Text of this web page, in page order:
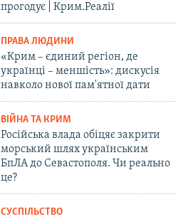
прогодує | Крим.Реалії
ПРАВА ЛЮДИНИ
«Крим – єдиний регіон, де
українці – меншість»: дискусія
навколо нової пам'ятної дати
ВІЙНА ТА КРИМ
Російська влада обіцяє закрити
морський шлях українським
БпЛА до Севастополя. Чи реально
це?
СУСПІЛЬСТВО